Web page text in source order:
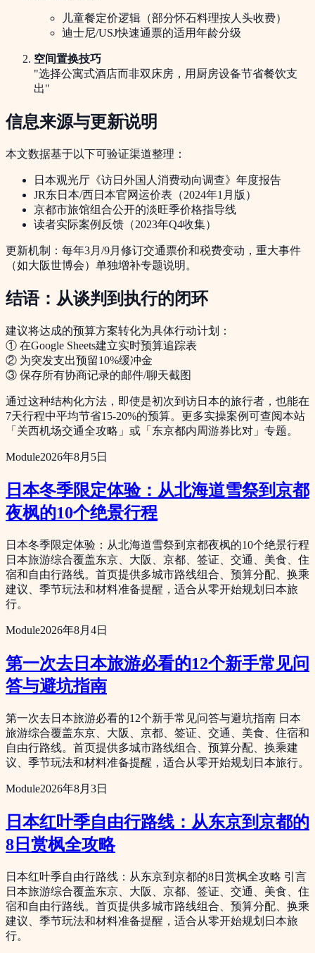
儿童餐定价逻辑（部分怀石料理按人头收费）
迪士尼/USJ快速通票的适用年龄分级
空间置换技巧
"选择公寓式酒店而非双床房，用厨房设备节省餐饮支
出"
信息来源与更新说明
本文数据基于以下可验证渠道整理：
日本观光厅《访日外国人消费动向调查》年度报告
JR东日本/西日本官网运价表（2024年1月版）
京都市旅馆组合公开的淡旺季价格指导线
读者实际案例反馈（2023年Q4收集）
更新机制：每年3月/9月修订交通票价和税费变动，重大事件
（如大阪世博会）单独增补专题说明。
结语：从谈判到执行的闭环
建议将达成的预算方案转化为具体行动计划：
① 在Google Sheets建立实时预算追踪表
② 为突发支出预留10%缓冲金
③ 保存所有协商记录的邮件/聊天截图
通过这种结构化方法，即使是初次到访日本的旅行者，也能在
7天行程中平均节省15-20%的预算。更多实操案例可查阅本站
「关西机场交通全攻略」或「东京都内周游券比对」专题。
Module2026年8月5日
日本冬季限定体验：从北海道雪祭到京都
夜枫的10个绝景行程
日本冬季限定体验：从北海道雪祭到京都夜枫的10个绝景行程
日本旅游综合覆盖东京、大阪、京都、签证、交通、美食、住
宿和自由行路线。首页提供多城市路线组合、预算分配、换乘
建议、季节玩法和材料准备提醒，适合从零开始规划日本旅
行。
Module2026年8月4日
第一次去日本旅游必看的12个新手常见问
答与避坑指南
第一次去日本旅游必看的12个新手常见问答与避坑指南 日本
旅游综合覆盖东京、大阪、京都、签证、交通、美食、住宿和
自由行路线。首页提供多城市路线组合、预算分配、换乘建
议、季节玩法和材料准备提醒，适合从零开始规划日本旅行。
Module2026年8月3日
日本红叶季自由行路线：从东京到京都的
8日赏枫全攻略
日本红叶季自由行路线：从东京到京都的8日赏枫全攻略 引言
日本旅游综合覆盖东京、大阪、京都、签证、交通、美食、住
宿和自由行路线。首页提供多城市路线组合、预算分配、换乘
建议、季节玩法和材料准备提醒，适合从零开始规划日本旅
行。